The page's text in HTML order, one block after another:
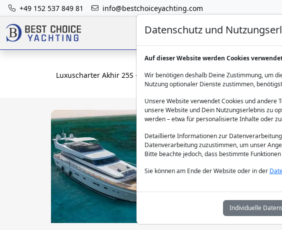
+49 152 537 849 81 info@bestchoiceyachting.com
Luxus
Luxuscharter Akhir 25S - Cantieri Di Pisa In Griechenland
Datenschutz und
Auf dieser Website werden Cookies
Wir benötigen deshalb Deine Zustimmung, um
Nutzung optionaler Dienste zustimmen,
Unsere Website verwendet Cookies und andere
unsere Website und Dein Nutzungserlebnis zu
werden – etwa für personalisierte Inhalte oder
Detaillierte Informationen zur
Datenverarbeitung zuzustimmen, um unser
Bitte beachte jedoch, dass bestimmte
Sie können am Ende der Website oder in der
Individuelle